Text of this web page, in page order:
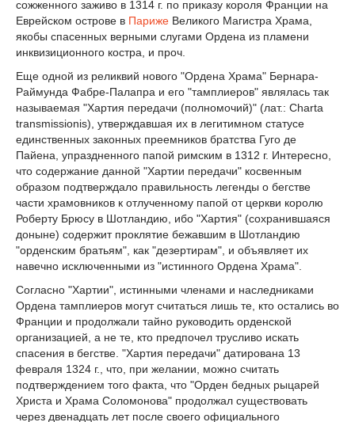
сожженного заживо в 1314 г. по приказу короля Франции на
Еврейском острове в Париже Великого Магистра Храма,
якобы спасенных верными слугами Ордена из пламени
инквизиционного костра, и проч.
Еще одной из реликвий нового "Ордена Храма" Бернара-
Раймунда Фабре-Палапра и его "тамплиеров" являлась так
называемая "Хартия передачи (полномочий)" (лат.: Charta
transmissionis), утверждавшая их в легитимном статусе
единственных законных преемников братства Гуго де
Пайена, упраздненного папой римским в 1312 г. Интересно,
что содержание данной "Хартии передачи" косвенным
образом подтверждало правильность легенды о бегстве
части храмовников к отлученному папой от церкви королю
Роберту Брюсу в Шотландию, ибо "Хартия" (сохранившаяся
доныне) содержит проклятие бежавшим в Шотландию
"орденским братьям", как "дезертирам", и объявляет их
навечно исключенными из "истинного Ордена Храма".
Согласно "Хартии", истинными членами и наследниками
Ордена тамплиеров могут считаться лишь те, кто остались во
Франции и продолжали тайно руководить орденской
организацией, а не те, кто предпочел трусливо искать
спасения в бегстве. "Хартия передачи" датирована 13
февраля 1324 г., что, при желании, можно считать
подтверждением того факта, что "Орден бедных рыцарей
Христа и Храма Соломонова" продолжал существовать
через двенадцать лет после своего официального